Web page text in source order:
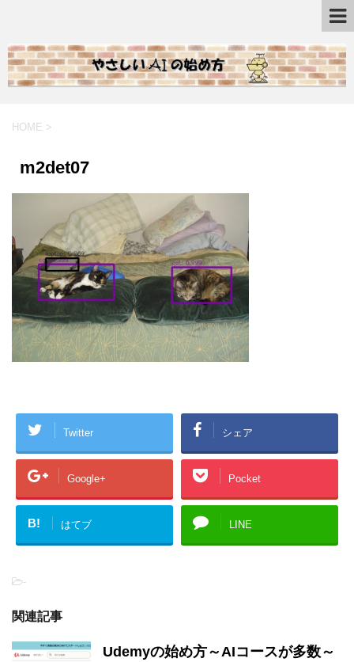
HOME >
m2det07
Twitter シェア
Google+ Pocket
B! はてブ LINE
-
関連記事
Udemyの始め方～AIコースが多数～